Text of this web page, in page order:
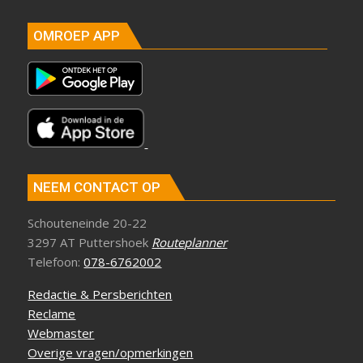
OMROEP APP
NEEM CONTACT OP
Schouteneinde 20-22
3297 AT Puttershoek Routeplanner
Telefoon:078-6762002
Redactie & Persberichten
Reclame
Webmaster
Overige vragen/opmerkingen